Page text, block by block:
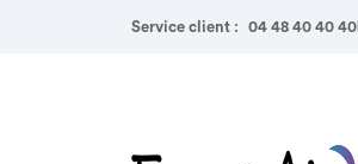
Service client : 04 48 40 40 40